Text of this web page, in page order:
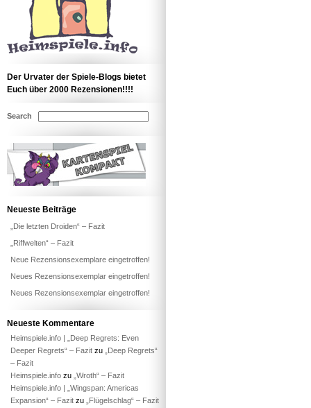
Der Urvater der Spiele-Blogs bietet
Euch über 2000 Rezensionen!!!!
Search
Neueste Beiträge
„Die letzten Droiden“ – Fazit
„Riffwelten“ – Fazit
Neue Rezensionsexemplare eingetroffen!
Neues Rezensionsexemplar eingetroffen!
Neues Rezensionsexemplar eingetroffen!
Neueste Kommentare
Heimspiele.info | „Deep Regrets: Even
Deeper Regrets“ – Fazit zu
„Deep Regrets“
– Fazit
Heimspiele.info zu „Wroth“ – Fazit
Heimspiele.info | „Wingspan: Americas
Expansion“ – Fazit zu
„Flügelschlag“ – Fazit